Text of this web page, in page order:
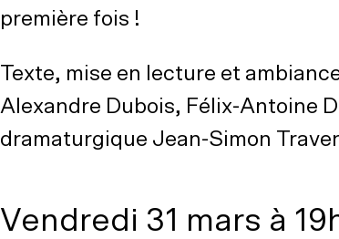
première fois !
Texte, mise en lecture et
Alexandre Dubois, Félix-Antoine
dramaturgique Jean-Simon
Vendredi 31 mars à